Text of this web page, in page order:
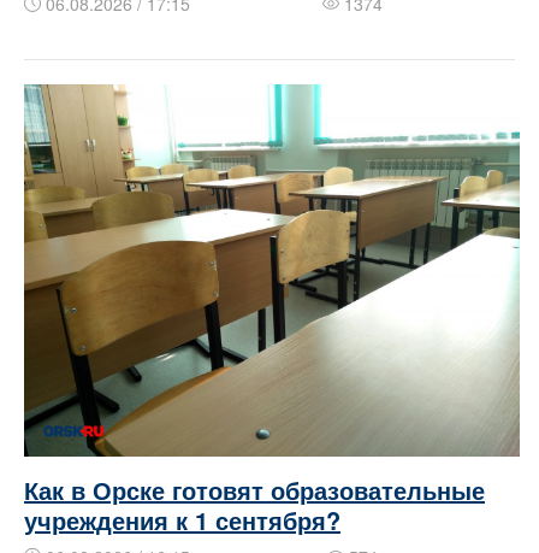
Как в Орске готовят образовательные
учреждения к 1 сентября?